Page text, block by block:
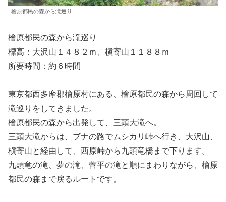
檜原都民の森から滝巡り
檜原都民の森から滝巡り
標高：大沢山１４８２ｍ、槇寄山１１８８ｍ
所要時間：約６時間
東京都西多摩郡檜原村にある、檜原都民の森から周回して
滝巡りをしてきました。
檜原都民の森から出発して、三頭大滝へ。
三頭大滝からは、ブナの路でムシカリ峠へ行き、大沢山、
槇寄山と経由して、西原峠から九頭竜橋まで下ります。
九頭竜の滝、夢の滝、菅平の滝と順にまわりながら、檜原
都民の森まで戻るルートです。